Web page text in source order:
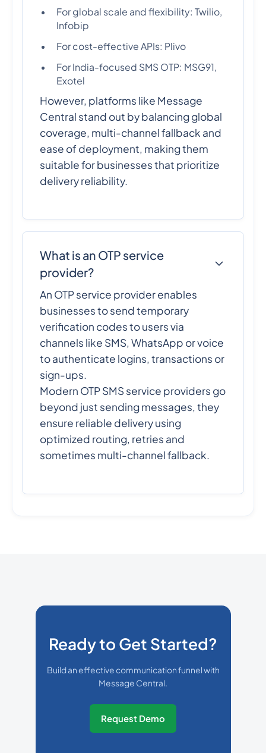
For global scale and flexibility: Twilio,
Infobip
For cost-effective APIs: Plivo
For India-focused SMS OTP: MSG91,
Exotel
However, platforms like Message
Central stand out by balancing global
coverage, multi-channel fallback and
ease of deployment, making them
suitable for businesses that prioritize
delivery reliability.
What is an OTP service
provider?
An OTP service provider enables
businesses to send temporary
verification codes to users via
channels like SMS, WhatsApp or voice
to authenticate logins, transactions or
sign-ups.
Modern OTP SMS service providers go
beyond just sending messages, they
ensure reliable delivery using
optimized routing, retries and
sometimes multi-channel fallback.
Ready to Get Started?
Build an effective communication funnel with
Message Central.
Request Demo